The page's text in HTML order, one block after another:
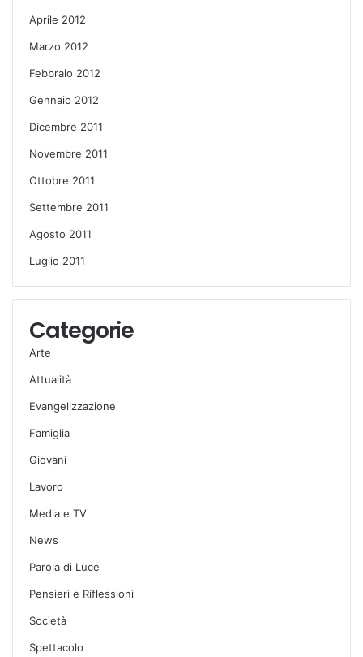
Aprile 2012
Marzo 2012
Febbraio 2012
Gennaio 2012
Dicembre 2011
Novembre 2011
Ottobre 2011
Settembre 2011
Agosto 2011
Luglio 2011
Categorie
Arte
Attualità
Evangelizzazione
Famiglia
Giovani
Lavoro
Media e TV
News
Parola di Luce
Pensieri e Riflessioni
Società
Spettacolo